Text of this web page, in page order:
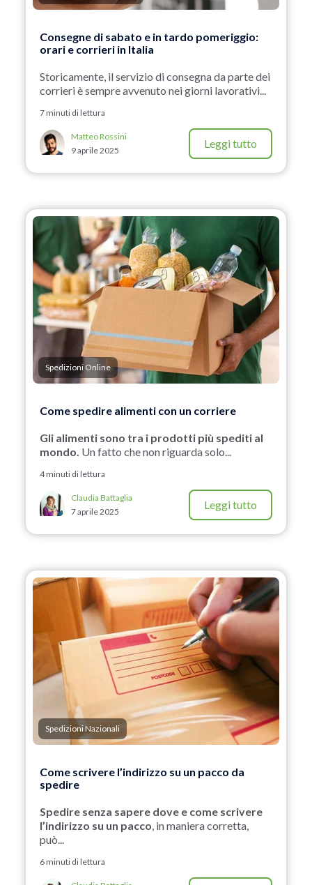
Consegne di sabato e in tardo pomeriggio:
orari e corrieri in Italia
Storicamente, il servizio di consegna da parte dei
corrieri è sempre avvenuto nei giorni lavorativi...
7 minuti di lettura
Matteo Rossini
9 aprile 2025
Leggi tutto
Spedizioni Online
Come spedire alimenti con un corriere
Gli alimenti sono tra i prodotti più spediti al
mondo. Un fatto che non riguarda solo...
4 minuti di lettura
Claudia Battaglia
7 aprile 2025
Leggi tutto
Spedizioni Nazionali
Come scrivere l’indirizzo su un pacco da
spedire
Spedire senza sapere dove e come scrivere
l’indirizzo su un pacco, in maniera corretta,
può...
6 minuti di lettura